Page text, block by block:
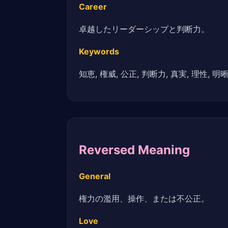
Career
卓越したリーダーシップと判断力。
Keywords
知恵, 権威, 公正, 判断力, 真実, 理性, 明
Reversed Meaning
General
権力の濫用、操作、または不公正。
Love